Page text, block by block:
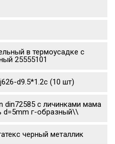
в термоусадке с
25555101
d9.5*1.2c (10 шт)
din72585 с личинками мама
d=5mm г-образный\\
черный металлик